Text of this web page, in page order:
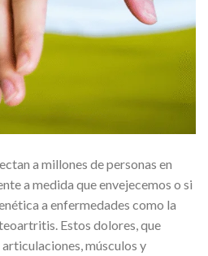
a millones de personas en
a medida que envejecemos o si
a enfermedades como la
Estos dolores, que
músculos y